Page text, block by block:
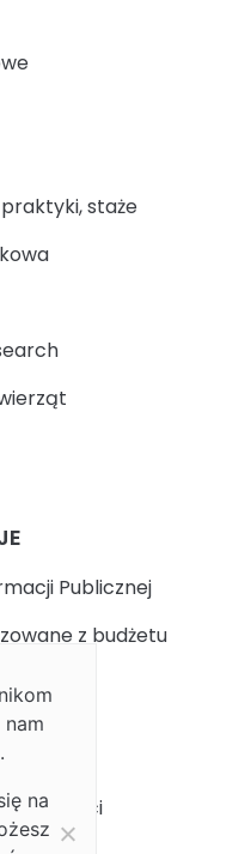
staże
Publicznej
z budżetu
na